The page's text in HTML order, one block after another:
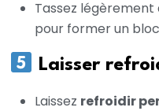
Tassez légèrement
pour former un
Laisser
Laissez refroidir